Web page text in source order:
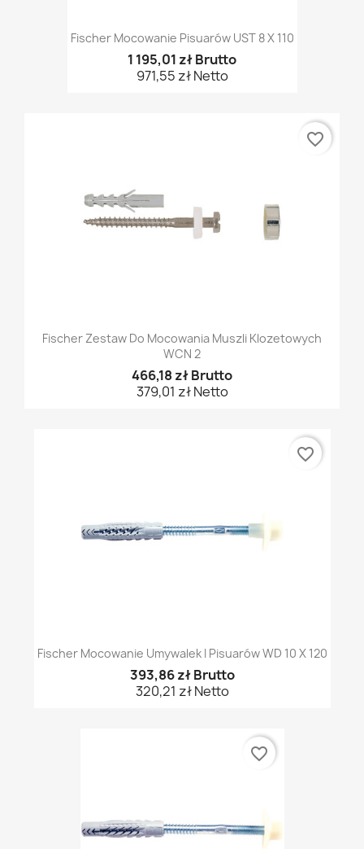
Fischer Mocowanie Pisuarów UST 8 X 110
1 195,01 zł Brutto
971,55 zł Netto
Fischer Zestaw Do Mocowania Muszli Klozetowych
WCN 2
466,18 zł Brutto
379,01 zł Netto
favorite_border
Fischer Mocowanie Umywalek I Pisuarów WD 10 X 120
393,86 zł Brutto
320,21 zł Netto
favorite_border
favorite_border